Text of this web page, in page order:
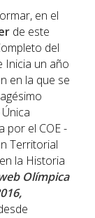
en el
de este
del
Inicia un año
en la que se
por el COE -
Territorial
la Historia
Olímpica